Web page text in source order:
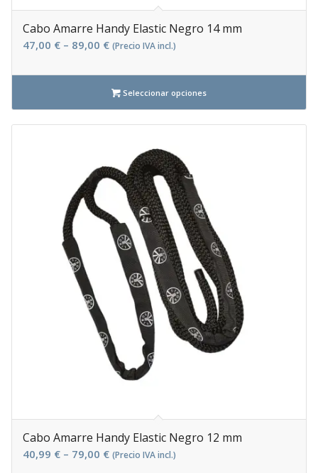
Cabo Amarre Handy Elastic Negro 14 mm
47,00 € – 89,00 € (Precio IVA incl.)
Seleccionar opciones
Cabo Amarre Handy Elastic Negro 12 mm
40,99 € – 79,00 € (Precio IVA incl.)